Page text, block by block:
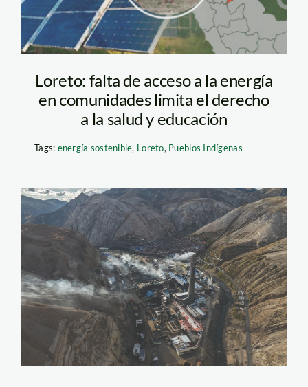
Loreto: falta de acceso a la energía
en comunidades limita el derecho
a la salud y educación
Tags: energía sostenible, Loreto, Pueblos Indígenas
La Oroya –
contaminación